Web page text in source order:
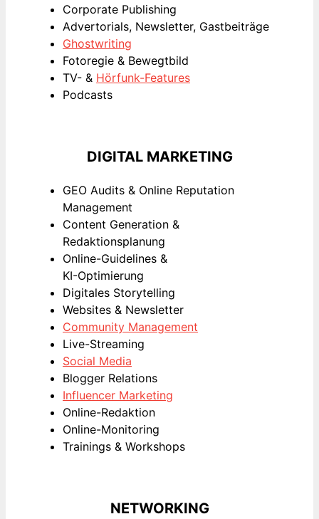
Corporate Publishing
Advertorials, Newsletter, Gastbeiträge
Ghostwriting
Fotoregie & Bewegtbild
TV- & Hörfunk-Features
Podcasts
DIGITAL MARKETING
GEO Audits & Online Reputation
Management
Content Generation &
Redaktionsplanung
Online-Guidelines &
KI-Optimierung
Digitales Storytelling
Websites & Newsletter
Community Management
Live-Streaming
Social Media
Blogger Relations
Influencer Marketing
Online-Redaktion
Online-Monitoring
Trainings & Workshops
NETWORKING